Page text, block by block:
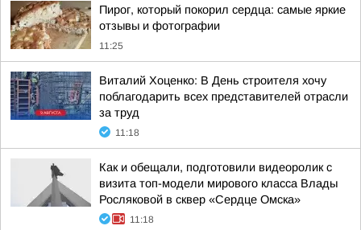
Пирог, который покорил сердца: самые яркие
отзывы и фотографии
11:25
Виталий Хоценко: В День строителя хочу
поблагодарить всех представителей отрасли
за труд
11:18
Как и обещали, подготовили видеоролик с
визита топ-модели мирового класса Влады
Росляковой в сквер «Сердце Омска»
11:18